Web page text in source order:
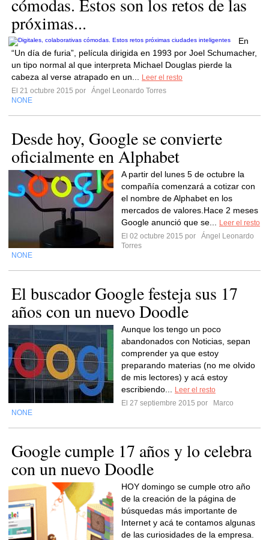
cómodas. Estos son los retos de las
próximas...
En
“Un día de furia”, película dirigida en 1993 por Joel Schumacher,
un tipo normal al que interpreta Michael Douglas pierde la
cabeza al verse atrapado en un...
Leer el resto
El 21 octubre 2015 por
Ángel Leonardo Torres
NONE
Desde hoy, Google se convierte
oficialmente en Alphabet
A partir del lunes 5 de octubre la
compañía comenzará a cotizar con
el nombre de Alphabet en los
mercados de valores.Hace 2 meses
Google anunció que se...
Leer el resto
El 02 octubre 2015 por
Ángel Leonardo
Torres
NONE
El buscador Google festeja sus 17
años con un nuevo Doodle
Aunque los tengo un poco
abandonados con Noticias, sepan
comprender ya que estoy
preparando materias (no me olvido
de mis lectores) y acá estoy
escribiendo...
Leer el resto
El 27 septiembre 2015 por
Marco
NONE
Google cumple 17 años y lo celebra
con un nuevo Doodle
HOY domingo se cumple otro año
de la creación de la página de
búsquedas más importante de
Internet y acá te contamos algunas
de las curiosidades de la empresa.